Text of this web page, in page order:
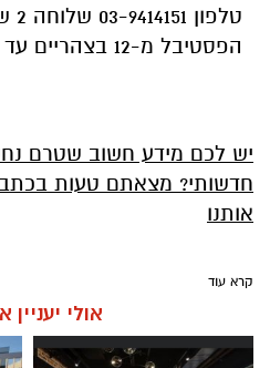
הפסטיבל מ-12 בצהריים עד אחרון הלקוחות
יש לכם מידע חשוב שטרם
חדשותי? מצאתם טעות
אותנו
קרא עוד
אולי יעניין